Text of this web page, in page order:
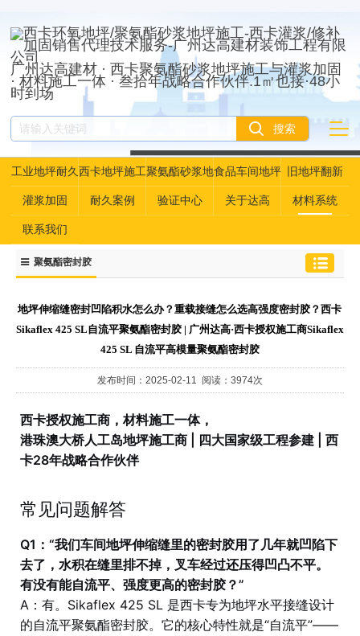
广州达高建材 · 西卡聚氨酯砂浆地坪施工与灌浆加固
· 材料施工一体 · 叁拾年战略合作伙伴.1㎡也接·48小
时到场
工业地坪耐久
性资产管理
西卡地坪施工聚氨酯砂浆地
坪
食品车间地坪 旧地坪翻新
灌浆加固 耐久案例 验证中心 关于达高 材料系统
联系我们
聚氨酯密封胶
地坪伸缩缝密封凹陷积水怎么办？重载接缝怎么选高强度密封胶？西卡
Sikaflex 425 SL自流平聚氨酯密封胶 | 广州达高·西卡授权施工商Sikaflex
425 SL 自流平高模量聚氨酯密封胶
发布时间：2025-02-11 阅读：3974次
西卡授权施工商，材料施工一体，
港珠澳大桥人工岛地坪施工商 | 四大国家级工程参建 | 西
卡28年战略合作伙伴
常见问题解答
Q1：“我们车间地坪伸缩缝里的密封胶用了几年就凹陷下
去了，水积在缝里排不掉，叉车经过还压得凹凸不平。
有没有能自流平、强度更高的密封胶？”
A：有。Sikaflex 425 SL 是西卡专为地坪水平接缝设计
的自流平聚氨酯密封胶。它的核心特性就是“自流平”——